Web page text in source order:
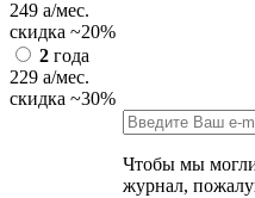
249 a/мес.
скидка ~20%
2 года
229 a/мес.
скидка ~30%
Чтобы мы
журнал,